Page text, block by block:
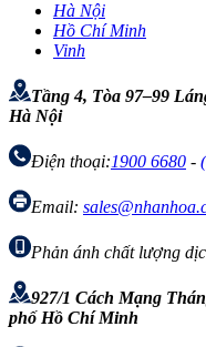
Hà Nội
Hồ Chí Minh
Vinh
Tầng 4, Tòa 97–99
Hà Nội
Điện thoại:1900 6680 -
Email:
Phản ánh chất lượng
927/1 Cách Mạng
phố Hồ Chí Minh